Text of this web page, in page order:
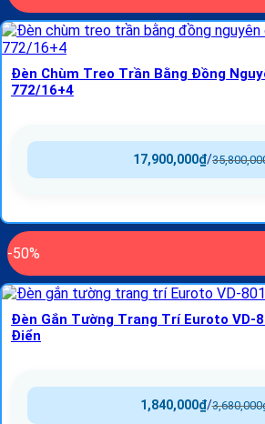
Đèn Chùm Treo Trần Bằng Đồng
772/16+4
/
17,900,000₫
-50%
Đèn Gắn Tường Trang Trí Euroto VD-
Điển
3,680,000
/
1,840,000₫